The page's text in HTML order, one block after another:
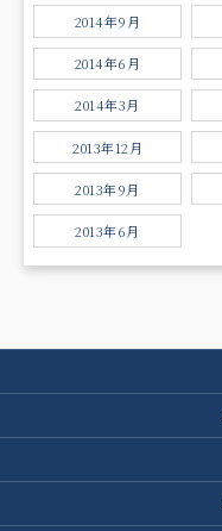
2014年9月
2014年6月
2014年3月
2013年12月
2013年9月
2013年6月